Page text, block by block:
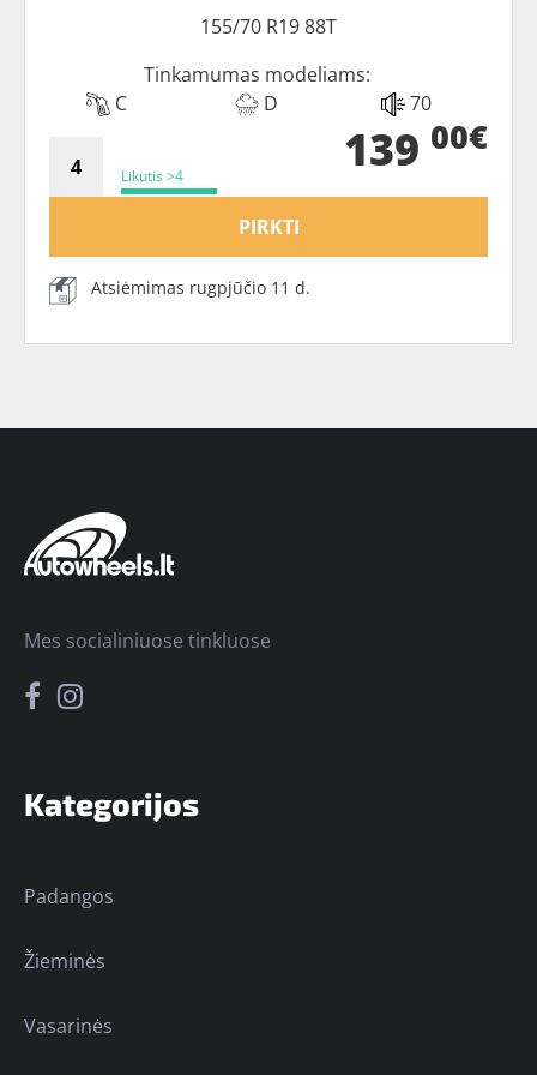
155/70 R19 88T
Tinkamumas modeliams:
C
D 70
Likutis >4 139 00€
PIRKTI
Atsiėmimas rugpjūčio 11 d.
Kategorijos
Padangos
Žieminės
Vasarinės
Mes socialiniuose tinkluose